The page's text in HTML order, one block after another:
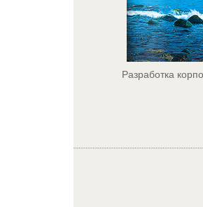
Разработка